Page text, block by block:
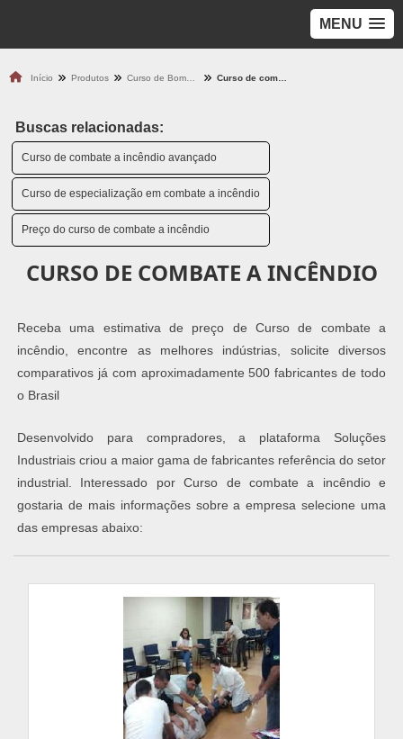
MENU
Início Produtos
Buscas relacionadas:
Curso de combate a incêndio avançado
Curso de especialização em combate a incêndio
Preço do curso de combate a incêndio
CURSO DE COMBATE A INCÊNDIO
Receba uma estimativa de preço de Curso de combate a
incêndio, encontre as melhores indústrias, solicite diversos
comparativos já com aproximadamente 500 fabricantes de todo
o Brasil
Desenvolvido para compradores, a plataforma Soluções
Industriais criou a maior gama de fabricantes referência do setor
industrial. Interessado por Curso de combate a incêndio e
gostaria de mais informações sobre a empresa selecione uma
das empresas abaixo: